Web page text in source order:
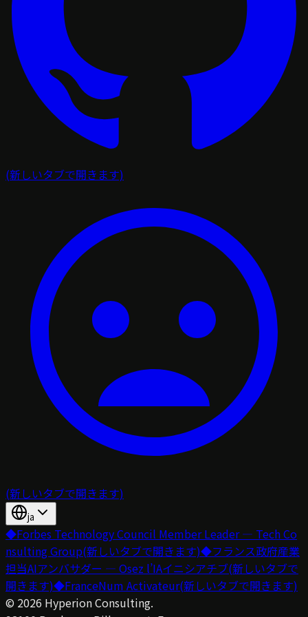
(新しいタブで開きます)
(新しいタブで開きます)
ja
◆Forbes Technology Council Member Leader — Tech Co
nsulting Group(新しいタブで開きます)◆フランス政府産業
担当AIアンバサダー — Osez l’IAイニシアチブ(新しいタブで
開きます)◆FranceNum Activateur(新しいタブで開きます)
© 2026 Hyperion Consulting.